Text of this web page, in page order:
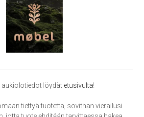
löydät etusivulta!
tiettyä tuotetta, sovithan vierailusi